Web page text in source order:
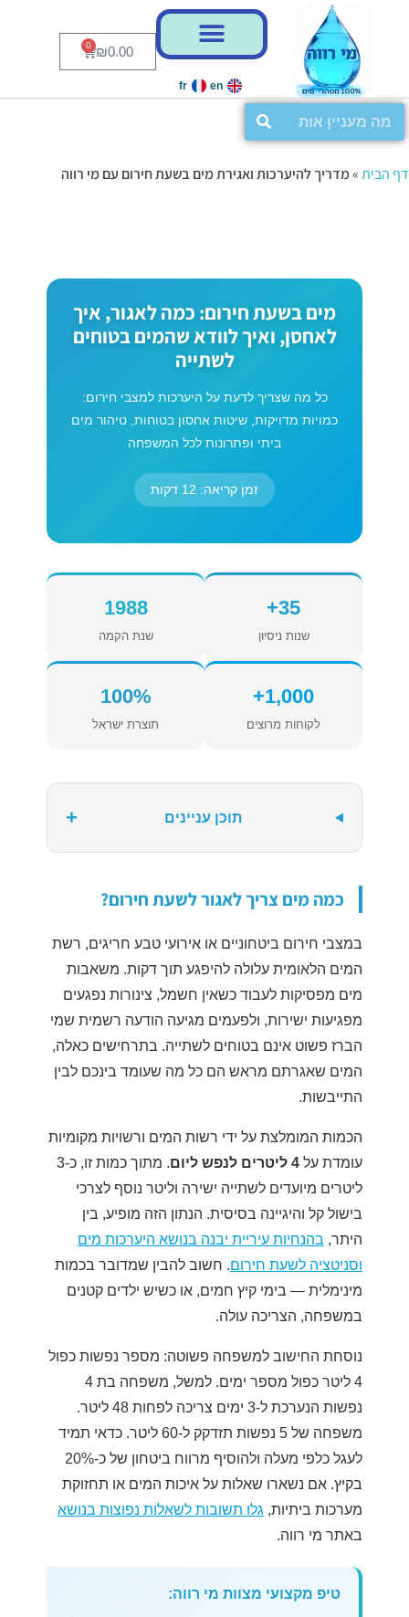
₪0.00
0
en
fr
דף הבית»מדריך להיערכות ואגירת מים בשעת חירום עם מי רווה
מים בשעת חירום: כמה לאגור, איך
לאחסן, ואיך לוודא שהמים בטוחים
לשתייה
כל מה שצריך לדעת על היערכות למצבי חירום:
כמויות מדויקות, שיטות אחסון בטוחות, טיהור מים
ביתי ופתרונות לכל המשפחה
זמן קריאה: 12 דקות
35+
שנות ניסיון
1988
שנת הקמה
1,000+
לקוחות מרוצים
100%
תוצרת ישראל
תוכן עניינים +
כמה מים צריך לאגור לשעת חירום?
במצבי חירום ביטחוניים או אירועי טבע חריגים, רשת
המים הלאומית עלולה להיפגע תוך דקות. משאבות
מים מפסיקות לעבוד כשאין חשמל, צינורות נפגעים
מפגיעות ישירות, ולפעמים מגיעה הודעה רשמית שמי
הברז פשוט אינם בטוחים לשתייה. בתרחישים כאלה,
המים שאגרתם מראש הם כל מה שעומד בינכם לבין
התייבשות.
הכמות המומלצת על ידי רשות המים ורשויות מקומיות
עומדת על 4 ליטרים לנפש ליום
. מתוך כמות זו, כ-3
ליטרים מיועדים לשתייה ישירה וליטר נוסף לצרכי
בישול קל והיגיינה בסיסית. הנתון הזה מופיע, בין
היתר, בהנחיות עיריית יבנה בנושא היערכות מים
וסניטציה לשעת חירום. חשוב להבין שמדובר בכמות
מינימלית — בימי קיץ חמים, או כשיש ילדים קטנים
במשפחה, הצריכה עולה.
נוסחת החישוב למשפחה פשוטה: מספר נפשות כפול
4 ליטר כפול מספר ימים. למשל, משפחה בת 4
נפשות הנערכת ל-3 ימים צריכה לפחות 48 ליטר.
משפחה של 5 נפשות תזדקק ל-60 ליטר. כדאי תמיד
לעגל כלפי מעלה ולהוסיף מרווח ביטחון של כ-20%
בקיץ. אם נשארו שאלות על איכות המים או תחזוקת
מערכות ביתיות, גלו תשובות לשאלות נפוצות בנושא
באתר מי רווה.
טיפ מקצועי מצוות מי רווה: